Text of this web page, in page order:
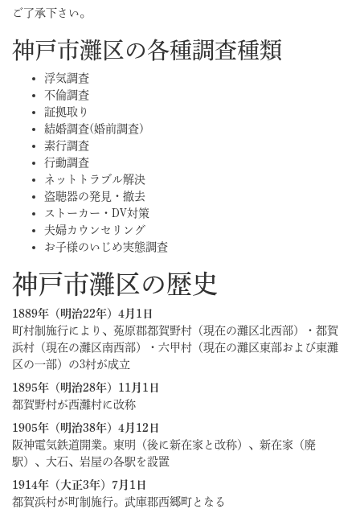
ご了承下さい。
神戸市灘区の各種調査種類
浮気調査
不倫調査
証拠取り
結婚調査(婚前調査)
素行調査
行動調査
ネットトラブル解決
盗聴器の発見・撤去
ストーカー・DV対策
夫婦カウンセリング
お子様のいじめ実態調査
神戸市灘区の歴史
1889年（明治22年）4月1日
町村制施行により、菟原郡都賀野村（現在の灘区北西部）・都賀
浜村（現在の灘区南西部）・六甲村（現在の灘区東部および東灘
区の一部）の3村が成立
1895年（明治28年）11月1日
都賀野村が西灘村に改称
1905年（明治38年）4月12日
阪神電気鉄道開業。東明（後に新在家と改称）、新在家（廃
駅）、大石、岩屋の各駅を設置
1914年（大正3年）7月1日
都賀浜村が町制施行。武庫郡西郷町となる